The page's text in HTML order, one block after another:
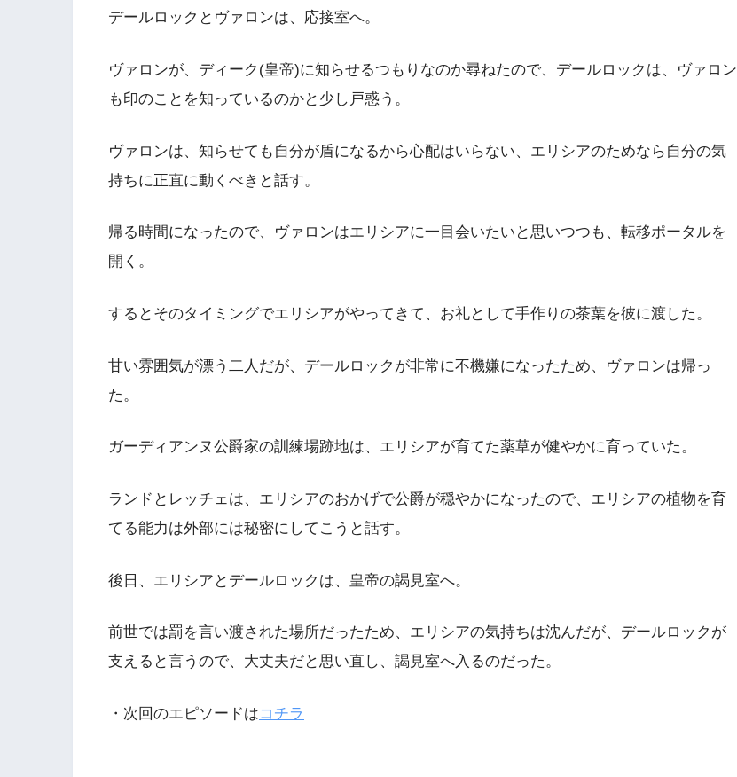
デールロックとヴァロンは、応接室へ。
ヴァロンが、ディーク(皇帝)に知らせるつもりなのか尋ねたので、デールロックは、ヴァロン
も印のことを知っているのかと少し戸惑う。
ヴァロンは、知らせても自分が盾になるから心配はいらない、エリシアのためなら自分の気
持ちに正直に動くべきと話す。
帰る時間になったので、ヴァロンはエリシアに一目会いたいと思いつつも、転移ポータルを
開く。
するとそのタイミングでエリシアがやってきて、お礼として手作りの茶葉を彼に渡した。
甘い雰囲気が漂う二人だが、デールロックが非常に不機嫌になったため、ヴァロンは帰っ
た。
ガーディアンヌ公爵家の訓練場跡地は、エリシアが育てた薬草が健やかに育っていた。
ランドとレッチェは、エリシアのおかげで公爵が穏やかになったので、エリシアの植物を育
てる能力は外部には秘密にしてこうと話す。
後日、エリシアとデールロックは、皇帝の謁見室へ。
前世では罰を言い渡された場所だったため、エリシアの気持ちは沈んだが、デールロックが
支えると言うので、大丈夫だと思い直し、謁見室へ入るのだった。
・次回のエピソードはコチラ